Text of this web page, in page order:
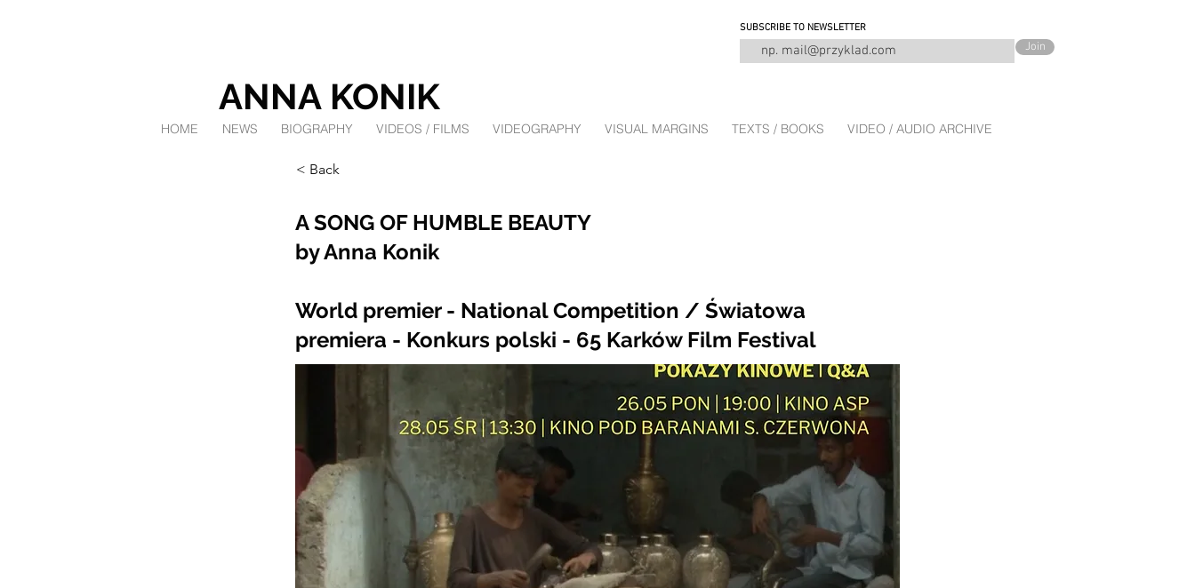
ANNA KONIK
SUBSCRIBE TO NEWSLETTER
Join
< Back
A SONG OF HUMBLE BEAUTY
by Anna Konik
World premier - National Competition / Światowa
premiera - Konkurs polski - 65 Karków Film Festival
HOME NEWS BIOGRAPHY VIDEOS / FILMS VIDEOGRAPHY VISUAL MARGINS TEXTS / BOOKS VIDEO / AUDIO ARCHIVE